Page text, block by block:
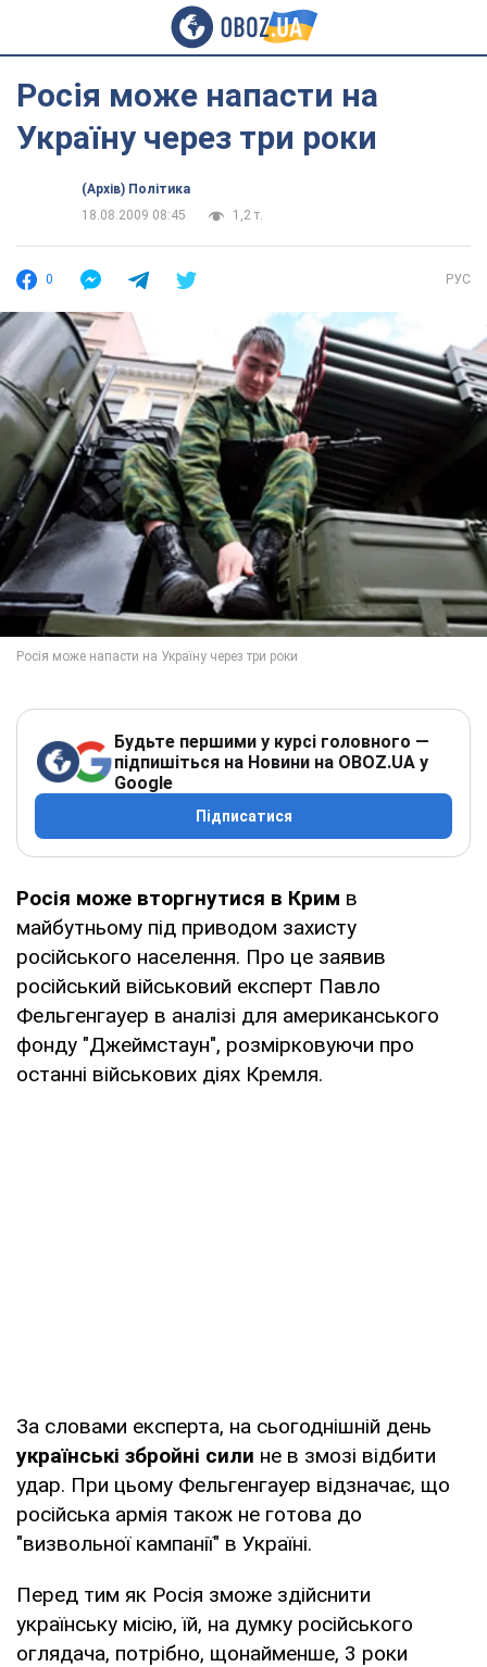
Росія може напасти на
Україну через три роки
(Архів) Політика
18.08.2009 08:45
1,2 т.
0 РУС
Будьте першими у курсі головного —
підпишіться на Новини на OBOZ.UA у
Google
Підписатися
Росія може вторгнутися в Крим в
майбутньому під приводом захисту
російського населення. Про це заявив
російський військовий експерт Павло
Фельгенгауер в аналізі для американського
фонду "Джеймстаун", розмірковуючи про
останні військових діях Кремля.
За словами експерта, на сьогоднішній день
українські збройні сили не в змозі відбити
удар. При цьому Фельгенгауер відзначає, що
російська армія також не готова до
"визвольної кампанії" в Україні.
Перед тим як Росія зможе здійснити
українську місію, їй, на думку російського
оглядача, потрібно, щонайменше, 3 роки